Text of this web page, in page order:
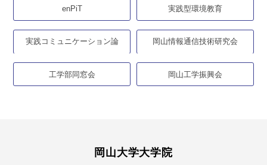
enPiT 実践型環境教育
実践コミュニケーション論 岡山情報通信技術研究会
工学部同窓会 岡山工学振興会
岡山大学大学院